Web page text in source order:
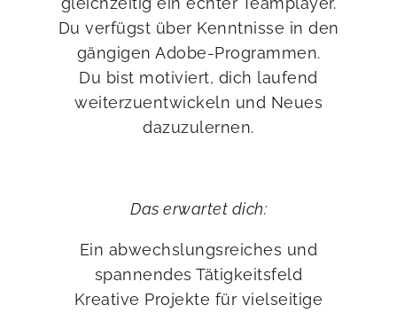
Du verfügst über Kenntnisse in den
gängigen Adobe-Programmen.
Du bist motiviert, dich laufend
weiterzuentwickeln und Neues
dazuzulernen.
Das erwartet dich:
Ein abwechslungsreiches und
spannendes Tätigkeitsfeld
Kreative Projekte für vielseitige